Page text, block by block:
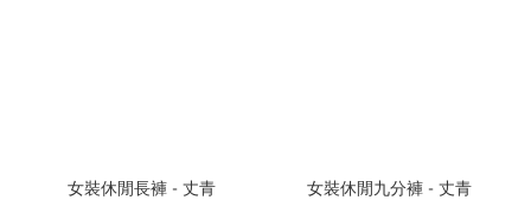
女裝休閒長褲 - 丈青 女裝休閒九分褲 - 丈青